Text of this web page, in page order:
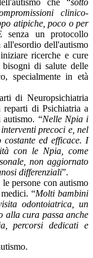
clinico-
atipiche, poco o per
senza un protocollo
dell'autismo
ricerche e cure
di salute delle
specialmente in età
di Neuropsichiatria
reparti di Psichiatria a
autismo. “Nelle Npia i
precoci e, nel
ed efficace. I
con le Npia, come
non aggiornato
differenziali”.
persone con autismo
“Molti bambini
odontoiatrica, un
alla cura passa anche
percorsi dedicati e